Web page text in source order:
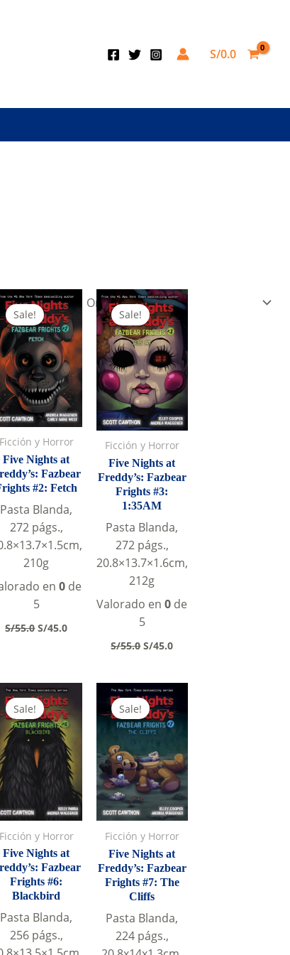
S/0.0
Sale!
Ficción y Horror
Five Nights at
Fazbear
#2: Fetch
Pasta Blanda,
272 págs.,
210g
en0 de
5
S/55.0Original
S/45.0Current
Sale!
Ficción y Horror
Five Nights at
Freddy’s: Fazbear
Frights #3:
1:35AM
Pasta Blanda,
272 págs.,
20.8×13.7×1.6cm,
212g
Valorado en0 de
5
S/55.0Original
S/55.0.
S/45.0Current
S/45.0.
Sale!
Ficción y Horror
Five Nights at
Fazbear
Frights #6:
Blackbird
Pasta Blanda,
256 págs.,
Sale!
Ficción y Horror
Five Nights at
Freddy’s: Fazbear
Frights #7: The
Cliffs
Pasta Blanda,
224 págs.,